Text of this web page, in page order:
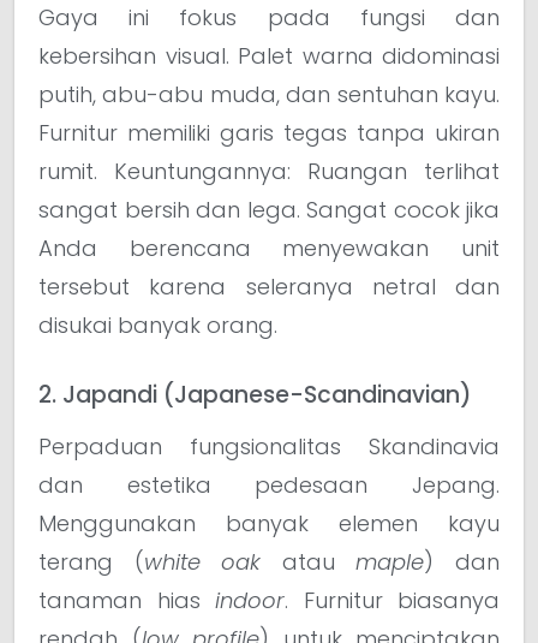
Gaya ini fokus pada fungsi dan
kebersihan visual. Palet warna didominasi
putih, abu-abu muda, dan sentuhan kayu.
Furnitur memiliki garis tegas tanpa ukiran
rumit. Keuntungannya: Ruangan terlihat
sangat bersih dan lega. Sangat cocok jika
Anda berencana menyewakan unit
tersebut karena seleranya netral dan
disukai banyak orang.
2. Japandi (Japanese-Scandinavian)
Perpaduan fungsionalitas Skandinavia
dan estetika pedesaan Jepang.
Menggunakan banyak elemen kayu
terang (white oak ataumaple) dan
tanaman hias indoor. Furnitur biasanya